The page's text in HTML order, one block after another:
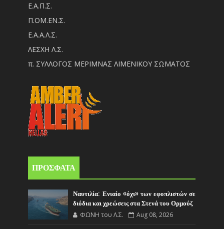
Ε.Α.Π.Σ.
Π.ΟM.EN.Σ.
Ε.Α.Α.Λ.Σ.
ΛΕΣΧΗ Λ.Σ.
π. ΣΥΛΛΟΓΟΣ ΜΕΡΙΜΝΑΣ ΛΙΜΕΝΙΚΟΥ ΣΩΜΑΤΟΣ
ΠΡΟΣΦΑΤΑ
Ναυτιλία: Ενιαίο «όχι» των εφοπλιστών σε
διόδια και χρεώσεις στα Στενά του Ορμούζ
ΦΩΝΗ του Λ.Σ. Aug 08, 2026